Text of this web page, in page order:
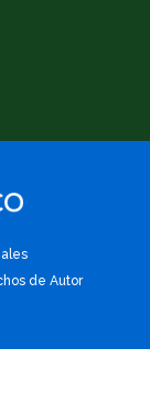
de Autor